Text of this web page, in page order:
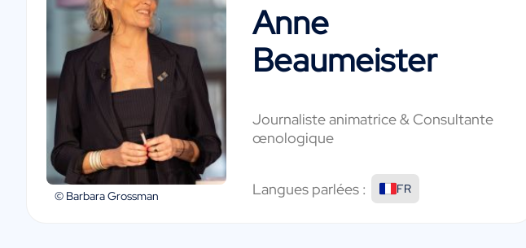
© Barbara Grossman
Anne
Beaumeister
Journaliste animatrice & Consultante
œnologique
Langues parlées : FR